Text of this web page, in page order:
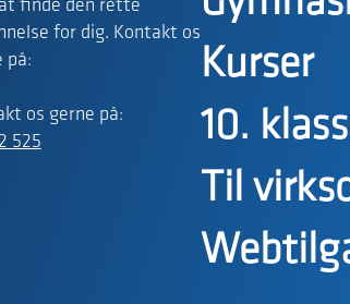
finde den rette
for dig. Kontakt os
på:
os gerne på:
525
Kurser
10.
Til